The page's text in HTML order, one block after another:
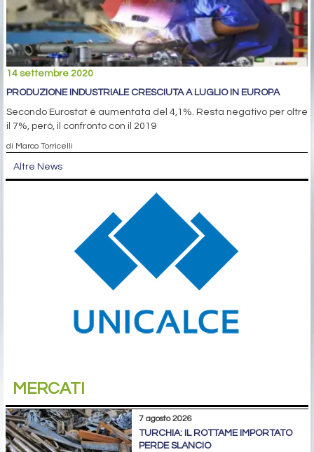
14 settembre 2020
PRODUZIONE INDUSTRIALE CRESCIUTA A LUGLIO IN EUROPA
Secondo Eurostat è aumentata del 4,1%. Resta negativo per oltre
il 7%, però, il confronto con il 2019
di Marco Torricelli
Altre News
MERCATI
7 agosto 2026
TURCHIA: IL ROTTAME IMPORTATO
PERDE SLANCIO